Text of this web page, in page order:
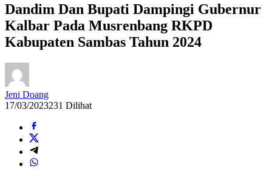
Dandim Dan Bupati Dampingi Gubernur
Kalbar Pada Musrenbang RKPD
Kabupaten Sambas Tahun 2024
Jeni Doang
17/03/2023231 Dilihat